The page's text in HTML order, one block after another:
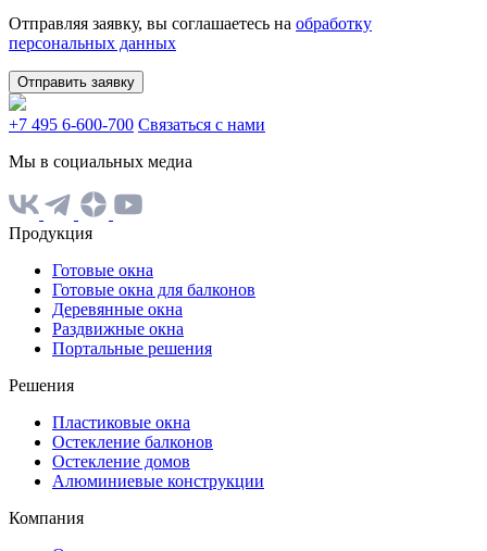
Отправляя заявку, вы соглашаетесь на обработку
персональных данных
Отправить заявку
+7 495 6-600-700 Связаться с нами
Мы в социальных медиа
Продукция
Готовые окна
Готовые окна для балконов
Деревянные окна
Раздвижные окна
Портальные решения
Решения
Пластиковые окна
Остекление балконов
Остекление домов
Алюминиевые конструкции
Компания